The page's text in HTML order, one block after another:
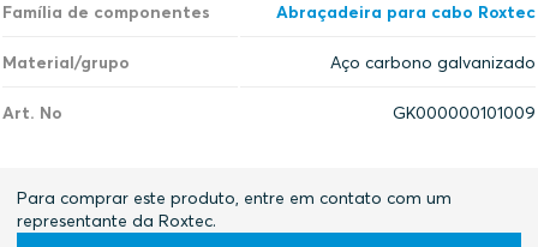
Família de componentes Abraçadeira para cabo Roxtec
Material/grupo Aço carbono galvanizado
Art. No GK000000101009
Para comprar este produto, entre em contato com um
representante da Roxtec.